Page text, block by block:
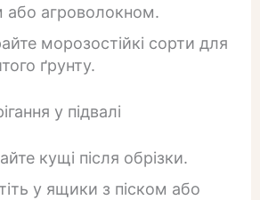
або агроволокном.
морозостійкі сорти для
ґрунту.
у підвалі
кущі після обрізки.
у ящики з піском або